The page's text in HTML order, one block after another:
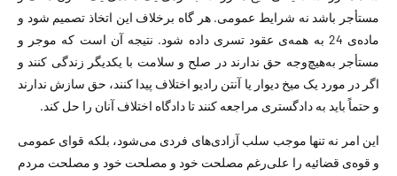
مستأجر باشد نه شرایط عمومی. هر گاه برخلاف این اتخاذ تصمیم شود و
ماده‌ی 24 به همه‌ی عقود تسری داده شود. نتیجه آن است که موجر و
مستأجر به‌هیچ‌وجه حق ندارند در صلح و سلامت با یکدیگر زندگی کنند و
اگر در مورد یک میخ دیوار یا آنتن رادیو اختلاف پیدا کنند، حق سازش ندارند
و حتماً باید به دادگستری مراجعه کنند تا دادگاه اختلاف آنان را حل کند.
این امر نه تنها موجب سلب آزادی‌های فردی می‌شود، بلکه قوای عمومی
و قوه‌ی قضائیه را علی‌رغم مصلحت خود و مصلحت خود و مصلحت مردم